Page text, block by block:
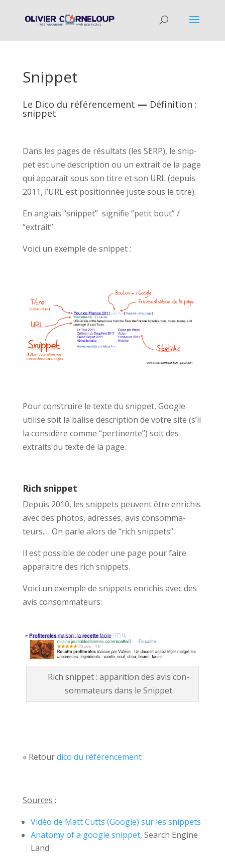
Snippet
Le Dico du référencement — Définition :
snippet
Dans les pages de résul­tats (les SERP), le snip­
pet est une descrip­tion ou un extrait de la page
qui appa­raît sous son titre et son URL (depuis
2011, l’URL est posi­tion­née juste sous le titre).
En anglais “snip­pet” sig­ni­fie “petit bout” /
“extrait” .
Voici un exem­ple de snip­pet :
Pour con­stru­ire le texte du snip­pet, Google
utilise soit la balise descrip­tion de votre site (s’il
la con­sid­ère comme “per­ti­nente”) soit des
extraits du texte de la page.
Rich snippet
Depuis 2010, les snip­pets peu­vent être enrichis
avec des pho­tos, adress­es, avis con­som­ma­
teurs.… On par­le alors de “rich snip­pets”.
Il est pos­si­ble de coder une page pour faire
appa­raitre des rich snip­pets.
Voici un exem­ple de snip­pets enrichis avec des
avis con­som­ma­teurs:
Rich snip­pet : appari­tion des avis con­
som­ma­teurs dans le Snip­pet
« Retourdico du référence­ment
Sources :
Vidéo de Matt Cutts (Google) sur les snip­pets
Anato­my of a google snip­pet, Search Engine
Land